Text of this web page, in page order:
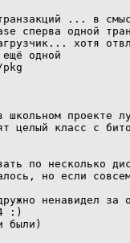
... в
сперва одной
хотя
одной
проекте
целый класс с
по несколько
но если
ненавидел
:)
были)